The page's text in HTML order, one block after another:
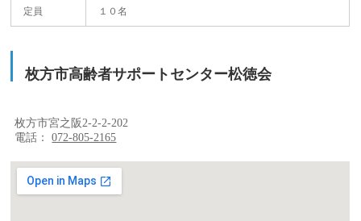
定員 １０名
枚方市高齢者サポートセンター松徳会
枚方市宮之阪2-2-2-202
電話：072-805-2165